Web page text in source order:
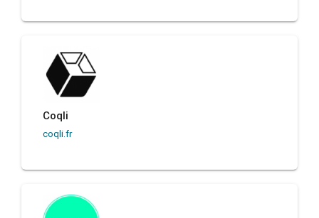
Coqli
coqli.fr